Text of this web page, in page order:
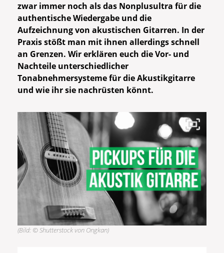
zwar immer noch als das Nonplusultra für die
authentische Wiedergabe und die
Aufzeichnung von akustischen Gitarren. In der
Praxis stößt man mit ihnen allerdings schnell
an Grenzen. Wir erklären euch die Vor- und
Nachteile unterschiedlicher
Tonabnehmersysteme für die Akustikgitarre
und wie ihr sie nachrüsten könnt.
(Bild: © Shutterstock von Ongkan)